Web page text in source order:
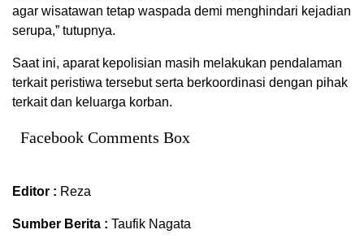
agar wisatawan tetap waspada demi menghindari kejadian
serupa,” tutupnya.
Saat ini, aparat kepolisian masih melakukan pendalaman
terkait peristiwa tersebut serta berkoordinasi dengan pihak
terkait dan keluarga korban.
Facebook Comments Box
Editor : Reza
Sumber Berita : Taufik Nagata